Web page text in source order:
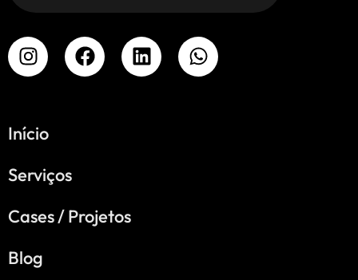
Início
Serviços
Cases / Projetos
Blog